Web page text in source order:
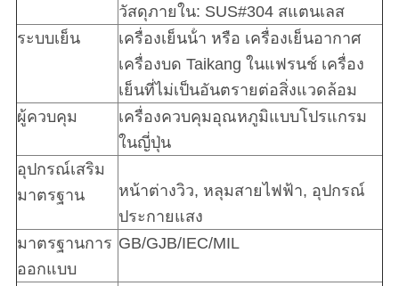
วัสดุภายใน: SUS#304 สแตนเลส
ระบบเย็น
เครื่องเย็นน้ํา หรือ เครื่องเย็นอากาศ
เครื่องบด Taikang ในแฟรนช์ เครื่อง
เย็นที่ไม่เป็นอันตรายต่อสิ่งแวดล้อม
ผู้ควบคุม
เครื่องควบคุมอุณหภูมิแบบโปรแกรม
ในญี่ปุ่น
อุปกรณ์เสริม
มาตรฐาน
หน้าต่างวิว, หลุมสายไฟฟ้า, อุปกรณ์
ประกายแสง
มาตรฐานการ
ออกแบบ
GB/GJB/IEC/MIL